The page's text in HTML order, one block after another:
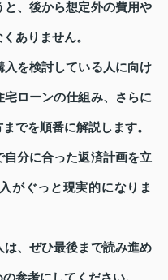
、後から想定外の費用や
ありません。
を検討している人に向け
ローンの仕組み、さらに
でを順番に解説します。
自分に合った返済計画を立
がぐっと現実的になりま
、ぜひ最後まで読み進め